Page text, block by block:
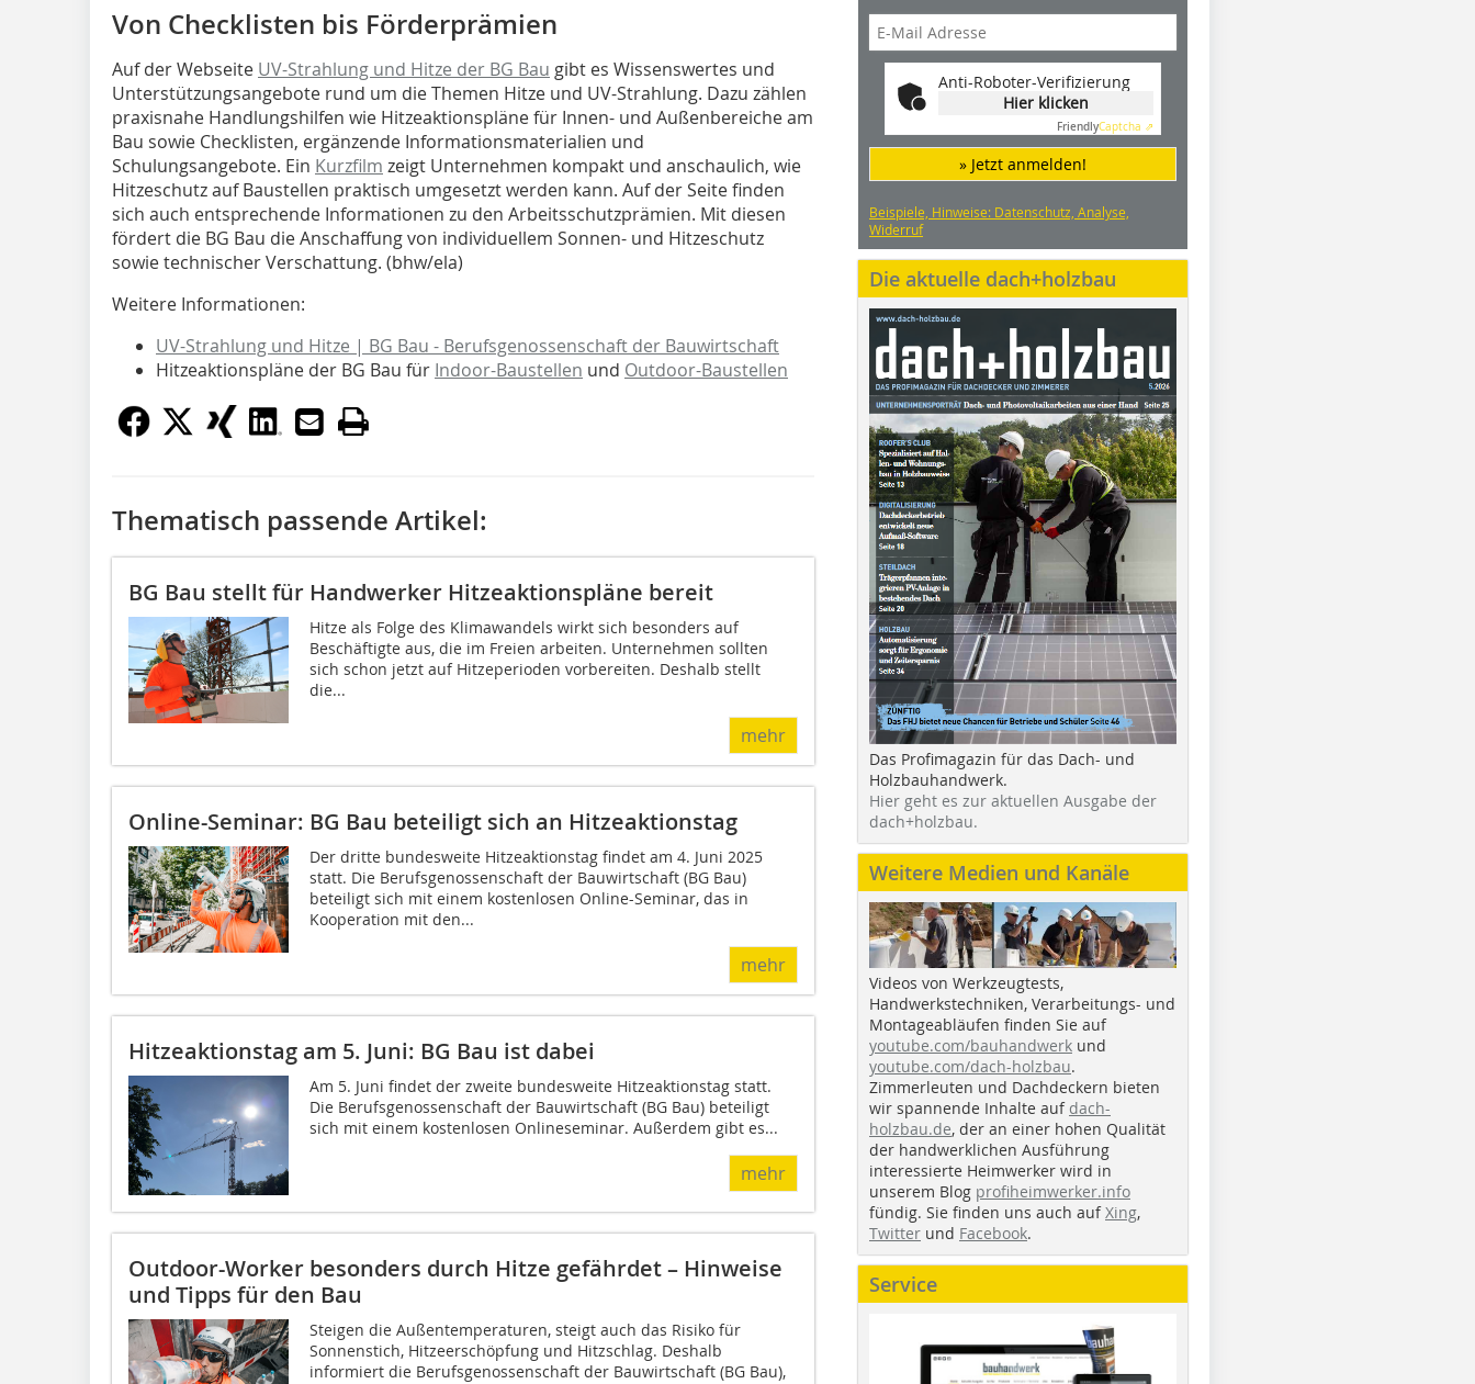
Von Checklisten bis Förderprämien
Auf der Webseite UV-Strahlung und Hitze der BG Bau gibt es Wissenswertes und
Unterstützungsangebote rund um die Themen Hitze und UV-Strahlung. Dazu zählen
praxisnahe Handlungshilfen wie Hitzeaktionspläne für Innen- und Außenbereiche am
Bau sowie Checklisten, ergänzende Informationsmaterialien und
Schulungsangebote. Ein Kurzfilm zeigt Unternehmen kompakt und anschaulich, wie
Hitzeschutz auf Baustellen praktisch umgesetzt werden kann. Auf der Seite finden
sich auch entsprechende Informationen zu den Arbeitsschutzprämien. Mit diesen
fördert die BG Bau die Anschaffung von individuellem Sonnen- und Hitzeschutz
sowie technischer Verschattung. (bhw/ela)
Weitere Informationen:
UV-Strahlung und Hitze | BG Bau - Berufsgenossenschaft der Bauwirtschaft
Hitzeaktionspläne der BG Bau für Indoor-Baustellen und Outdoor-Baustellen
Thematisch passende Artikel:
BG Bau stellt für Handwerker Hitzeaktionspläne bereit
Hitze als Folge des Klimawandels wirkt sich besonders auf
Beschäftigte aus, die im Freien arbeiten. Unternehmen sollten
sich schon jetzt auf Hitzeperioden vorbereiten. Deshalb stellt
die...
mehr
Online-Seminar: BG Bau beteiligt sich an Hitzeaktionstag
Der dritte bundesweite Hitzeaktionstag findet am 4. Juni 2025
statt. Die Berufsgenossenschaft der Bauwirtschaft (BG Bau)
beteiligt sich mit einem kostenlosen Online-Seminar, das in
Kooperation mit den...
mehr
Hitzeaktionstag am 5. Juni: BG Bau ist dabei
Am 5. Juni findet der zweite bundesweite Hitzeaktionstag statt.
Die Berufsgenossenschaft der Bauwirtschaft (BG Bau) beteiligt
sich mit einem kostenlosen Onlineseminar. Außerdem gibt es...
mehr
Outdoor-Worker besonders durch Hitze gefährdet – Hinweise
und Tipps für den Bau
Steigen die Außentemperaturen, steigt auch das Risiko für
Sonnenstich, Hitzeerschöpfung und Hitzschlag. Deshalb
informiert die Berufsgenossenschaft der Bauwirtschaft (BG Bau),
Anti-Roboter-Verifizierung
Hier klicken
FriendlyCaptcha ⇗
» Jetzt anmelden!
Beispiele, Hinweise: Datenschutz, Analyse,
Widerruf
Die aktuelle dach+holzbau
Das Profimagazin für das Dach- und
Holzbauhandwerk.
Hier geht es zur aktuellen Ausgabe der
dach+holzbau.
Weitere Medien und Kanäle
Videos von Werkzeugtests,
Handwerkstechniken, Verarbeitungs- und
Montageabläufen finden Sie auf
youtube.com/bauhandwerk und
youtube.com/dach-holzbau.
Zimmerleuten und Dachdeckern bieten
wir spannende Inhalte auf dach-
holzbau.de, der an einer hohen Qualität
der handwerklichen Ausführung
interessierte Heimwerker wird in
unserem Blog profiheimwerker.info
fündig. Sie finden uns auch aufXing,
Twitter und Facebook.
Service